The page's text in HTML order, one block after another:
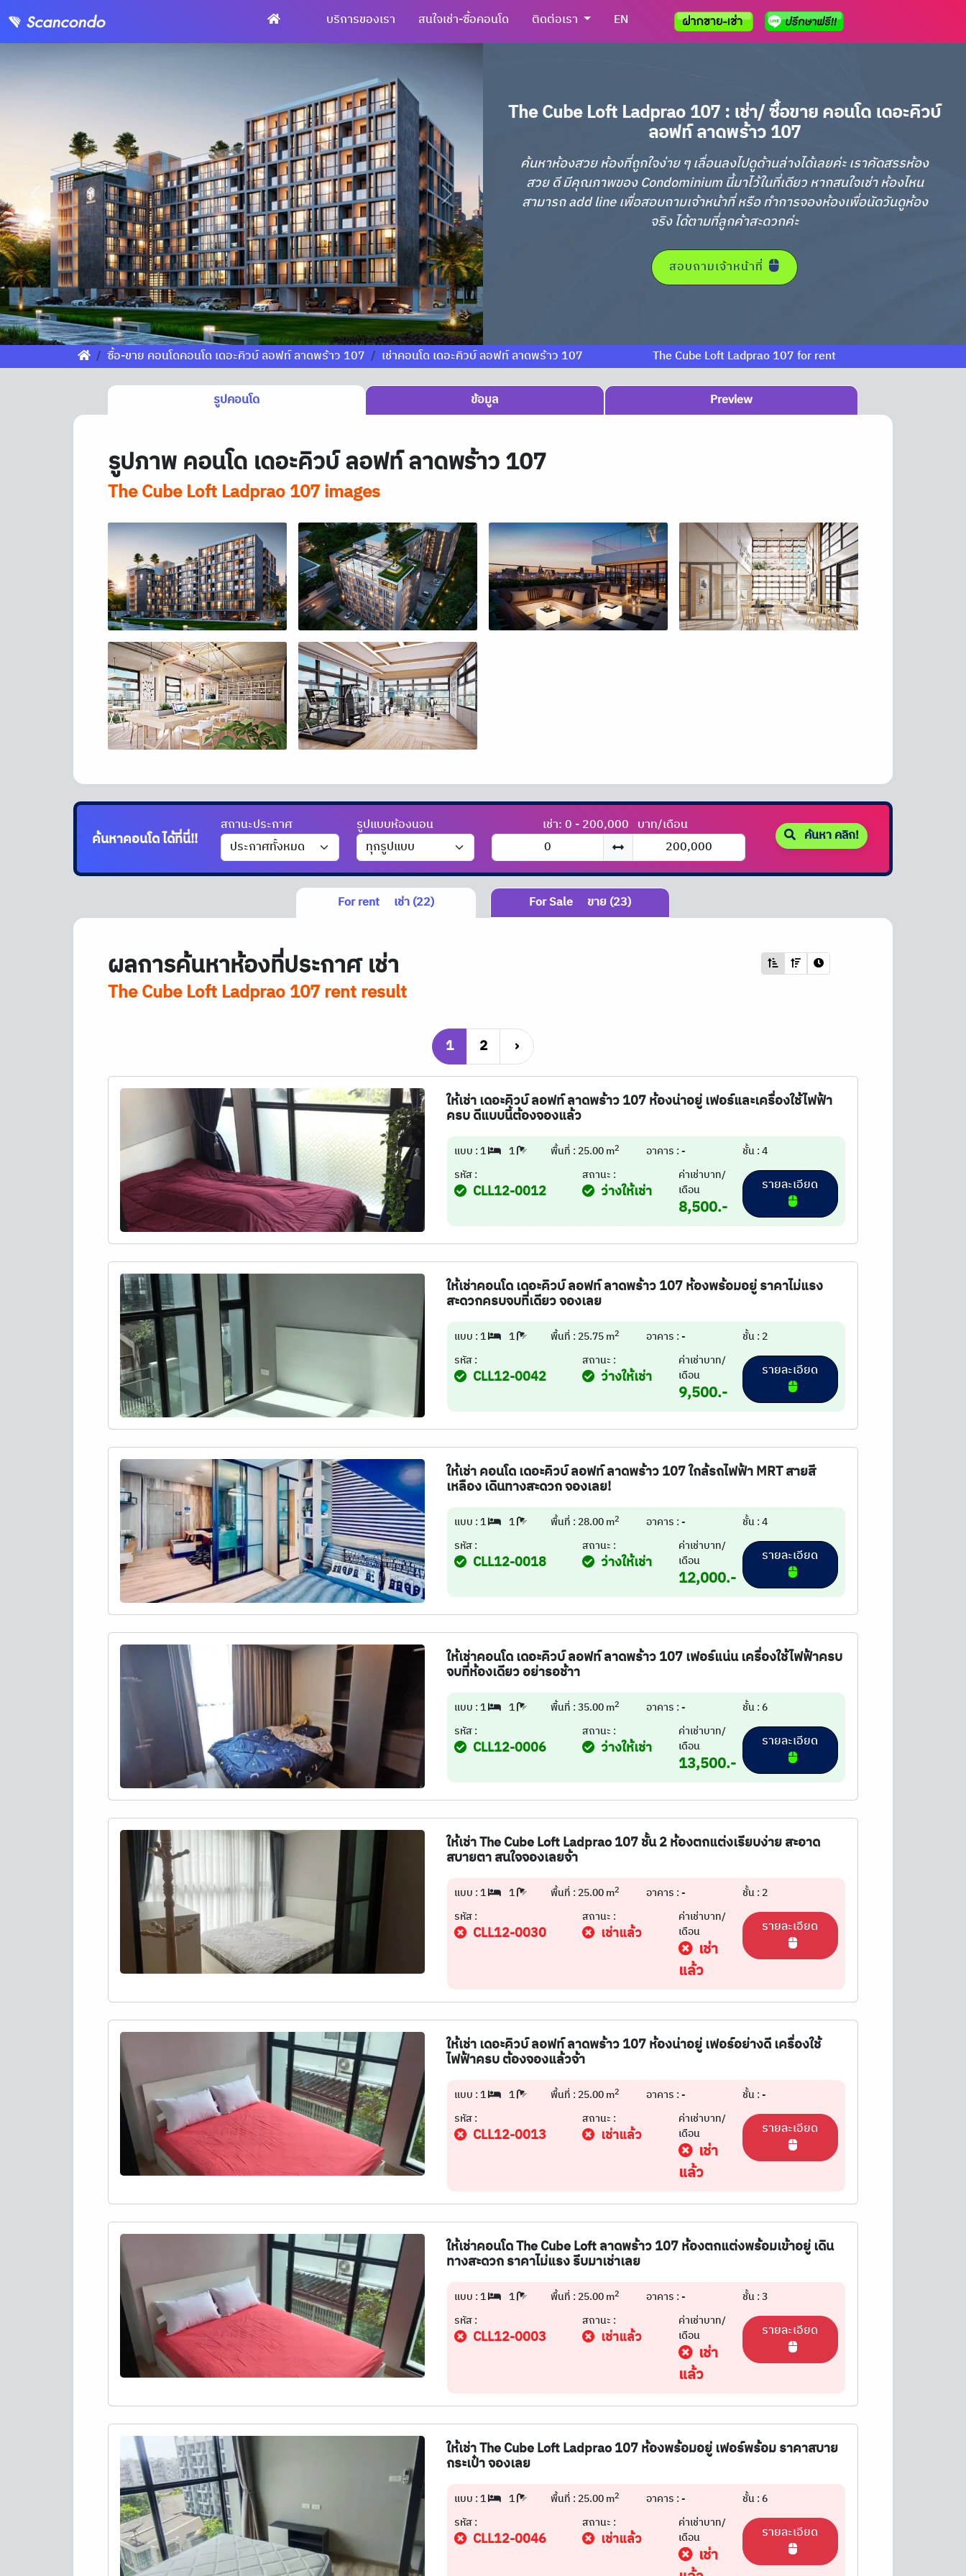
บริการของเรา สนใจเช่า-ซื้อคอนโด ติดต่อเรา EN
The Cube Loft Ladprao 107 : เช่า/ ซื้อขาย คอนโด เดอะคิวบ์
ลอฟท์ ลาดพร้าว 107
ค้นหาห้องสวย ห้องที่ถูกใจง่าย ๆ เลื่อนลงไปดูด้านล่างได้เลยค่ะ เราคัดสรรห้อง
สวย ดี มีคุณภาพของ Condominium นี้มาไว้ในที่เดียว หากสนใจเช่า ห้องไหน
สามารถ add line เพื่อสอบถามเจ้าหน้าที่ หรือ ทำการจองห้องเพื่อนัดวันดูห้อง
จริง ได้ตามที่ลูกค้าสะดวกค่ะ
สอบถามเจ้าหน้าที่
ซื้อ-ขาย คอนโดคอนโด เดอะคิวบ์ ลอฟท์ ลาดพร้าว 107 เช่าคอนโด เดอะคิวบ์ ลอฟท์ ลาดพร้าว 107 The Cube Loft Ladprao 107 for rent
รูปคอนโด ข้อมูล Preview
รูปภาพ คอนโด เดอะคิวบ์ ลอฟท์ ลาดพร้าว 107
The Cube Loft Ladprao 107 images
ค้นหาคอนโดได้ที่นี่!!
สถานะประกาศ รูปแบบห้องนอน เช่า: 0 - 200,000 บาท/เดือน
ค้นหา คลิก!
For rent เช่า (22) For Sale ขาย (23)
ผลการค้นหาห้องที่ประกาศ เช่า
The Cube Loft Ladprao 107 rent result
1 2 ›
ให้เช่า เดอะคิวบ์ ลอฟท์ ลาดพร้าว 107 ห้องน่าอยู่ เฟอร์และเครื่องใช้ไฟฟ้า
ครบ ดีแบบนี้ต้องจองแล้ว
แบบ : 1 1 พื้นที่ : 25.00 m2 อาคาร : -
ชั้น : 4
รหัส :
CLL12-0012
สถานะ :
ว่างให้เช่า
ค่าเช่าบาท/
เดือน
8,500.-
ให้เช่าคอนโด เดอะคิวบ์ ลอฟท์ ลาดพร้าว 107 ห้องพร้อมอยู่ ราคาไม่แรง
สะดวกครบจบที่เดียว จองเลย
แบบ : 1 1 พื้นที่ : 25.75 m2 อาคาร : -
ชั้น : 2
รหัส :
CLL12-0042
สถานะ :
ว่างให้เช่า
ค่าเช่าบาท/
เดือน
9,500.-
ให้เช่า คอนโด เดอะคิวบ์ ลอฟท์ ลาดพร้าว 107 ใกล้รถไฟฟ้า MRT สายสี
เหลือง เดินทางสะดวก จองเลย!
แบบ : 1 1 พื้นที่ : 28.00 m2 อาคาร : -
ชั้น : 4
รหัส :
CLL12-0018
สถานะ :
ว่างให้เช่า
ค่าเช่าบาท/
เดือน
12,000.-
ให้เช่าคอนโด เดอะคิวบ์ ลอฟท์ ลาดพร้าว 107 เฟอร์แน่น เครื่องใช้ไฟฟ้าครบ
จบที่ห้องเดียว อย่ารอช้าา
แบบ : 1 1 พื้นที่ : 35.00 m2 อาคาร : -
ชั้น : 6
รหัส :
CLL12-0006
สถานะ :
ว่างให้เช่า
ค่าเช่าบาท/
เดือน
13,500.-
ให้เช่า The Cube Loft Ladprao 107 ชั้น 2 ห้องตกแต่งเรียบง่าย สะอาด
สบายตา สนใจจองเลยจ้า
แบบ : 1 1 พื้นที่ : 25.00 m2 อาคาร : -
ชั้น : 2
รหัส :
CLL12-0030
สถานะ :
เช่าแล้ว
ค่าเช่าบาท/
เดือน
เช่า
แล้ว
ให้เช่า เดอะคิวบ์ ลอฟท์ ลาดพร้าว 107 ห้องน่าอยู่ เฟอร์อย่างดี เครื่องใช้
ไฟฟ้าครบ ต้องจองแล้วจ้า
แบบ : 1 1 พื้นที่ : 25.00 m2 อาคาร : -
ชั้น : -
รหัส :
CLL12-0013
สถานะ :
เช่าแล้ว
ค่าเช่าบาท/
เดือน
เช่า
แล้ว
ให้เช่าคอนโด The Cube Loft ลาดพร้าว 107 ห้องตกแต่งพร้อมเข้าอยู่ เดิน
ทางสะดวก ราคาไม่แรง รีบมาเช่าเลย
แบบ : 1 1 พื้นที่ : 25.00 m2 อาคาร : -
ชั้น : 3
รหัส :
CLL12-0003
สถานะ :
เช่าแล้ว
ค่าเช่าบาท/
เดือน
เช่า
แล้ว
ให้เช่า The Cube Loft Ladprao 107 ห้องพร้อมอยู่ เฟอร์พร้อม ราคาสบาย
กระเป๋า จองเลย
แบบ : 1 1 พื้นที่ : 25.00 m2 อาคาร : -
ชั้น : 6
รหัส :
CLL12-0046
สถานะ :
เช่าแล้ว
ค่าเช่าบาท/
เดือน
เช่า